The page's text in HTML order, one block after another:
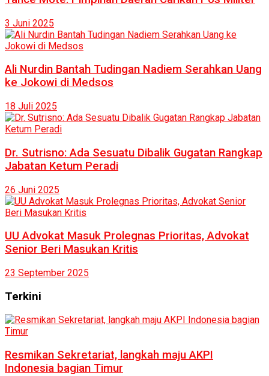
3 Juni 2025
Ali Nurdin Bantah Tudingan Nadiem Serahkan Uang
ke Jokowi di Medsos
18 Juli 2025
Dr. Sutrisno: Ada Sesuatu Dibalik Gugatan Rangkap
Jabatan Ketum Peradi
26 Juni 2025
UU Advokat Masuk Prolegnas Prioritas, Advokat
Senior Beri Masukan Kritis
23 September 2025
Terkini
Resmikan Sekretariat, langkah maju AKPI
Indonesia bagian Timur